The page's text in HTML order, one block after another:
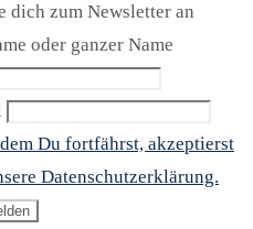
dich zum Newsletter an
oder ganzer Name
Du fortfährst, akzeptierst
Datenschutzerklärung.